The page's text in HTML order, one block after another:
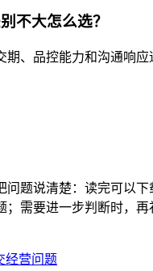
不大怎么选？
期、品控能力和沟通响应
问题说清楚：读完可以
；需要进一步判断时，再
经营问题